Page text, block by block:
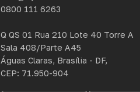
0800 111 6263
Q QS 01 Rua 210 Lote 40 Torre A
Sala 408/Parte A45
Águas Claras, Brasília - DF,
CEP: 71.950-904